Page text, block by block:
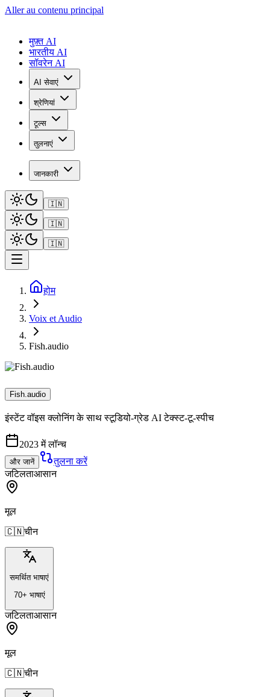
Aller au contenu principal
मुफ़्त AI
भारतीय AI
सॉवरेन AI
AI सेवाएं
श्रेणियां
टूल्स
तुलनाएं
जानकारी
🇮🇳
🇮🇳
🇮🇳
होम
Voix et Audio
Fish.audio
Fish.audio
इंस्टेंट वॉइस क्लोनिंग के साथ स्टूडियो-ग्रेड AI टेक्स्ट-टू-स्पीच
2023 में लॉन्च
और जानें
तुलना करें
जटिलताआसान
मूल
🇨🇳चीन
समर्थित भाषाएं
70+ भाषाएं
जटिलताआसान
मूल
🇨🇳चीन